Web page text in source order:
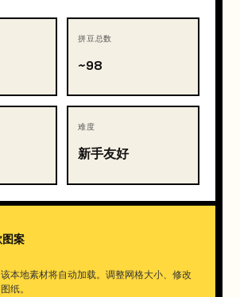
拼豆总数
~98
难度
新手友好
图案
本地素材将自动加载。调整网格大小、修改
纸。